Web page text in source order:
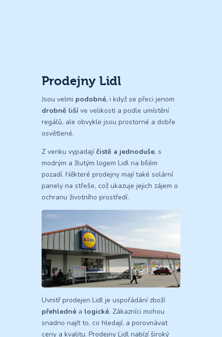
Prodejny Lidl
Jsou velmi podobné, i když se přeci jenom
drobně liší ve velikosti a podle umístění
regálů, ale obvykle jsou prostorné a dobře
osvětlené.
Z venku vypadajíčistě a jednoduše, s
modrým a žlutým logem Lidl na bílém
pozadí. Některé prodejny mají také solární
panely na střeše, což ukazuje jejich zájem o
ochranu životního prostředí.
Uvnitř prodejen Lidl je uspořádání zboží
přehledné a logické. Zákazníci mohou
snadno najít to, co hledají, a porovnávat
ceny a kvalitu. Prodejny Lidl nabízí široký